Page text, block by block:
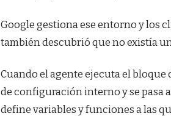
Google gestiona ese entorno y los
también descubrió que no existía
Cuando el agente ejecuta el
de configuración interno y se pasa
define variables y funciones a las